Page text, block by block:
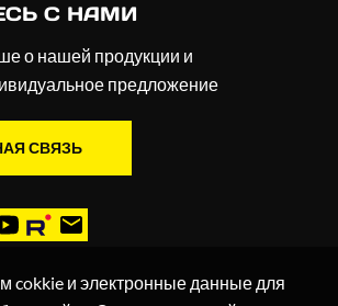
С НАМИ
о нашей продукции и
предложение
СВЯЗЬ
cokkie и электронные данные для